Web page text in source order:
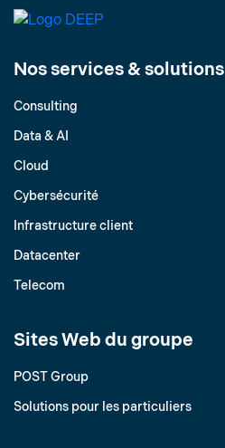
Nos services & solutions
Consulting
Data & AI
Cloud
Cybersécurité
Infrastructure client
Datacenter
Telecom
Sites Web du groupe
POST Group
Solutions pour les particuliers